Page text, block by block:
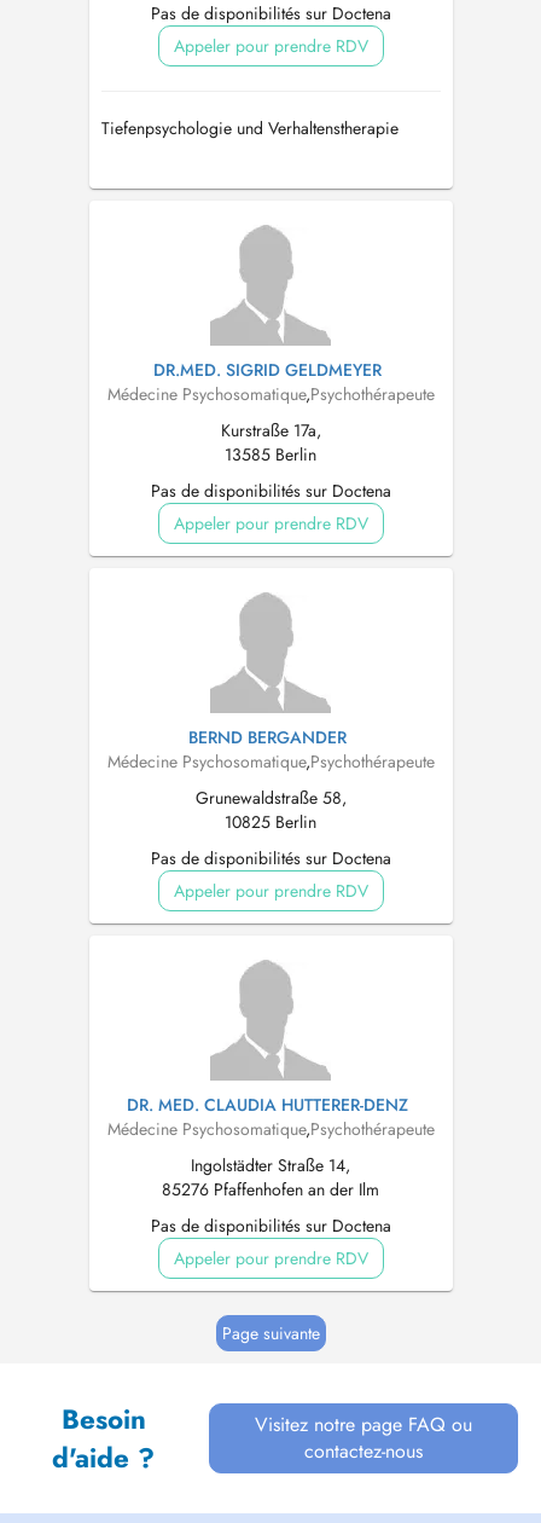
Pas de disponibilités sur Doctena
Appeler pour prendre RDV
Tiefenpsychologie und Verhaltenstherapie
DR.MED. SIGRID GELDMEYER
Médecine Psychosomatique,Psychothérapeute
Kurstraße 17a,
13585 Berlin
Pas de disponibilités sur Doctena
Appeler pour prendre RDV
BERND BERGANDER
Médecine Psychosomatique,Psychothérapeute
Grunewaldstraße 58,
10825 Berlin
Pas de disponibilités sur Doctena
Appeler pour prendre RDV
DR. MED. CLAUDIA HUTTERER-DENZ
Médecine Psychosomatique,Psychothérapeute
Ingolstädter Straße 14,
85276 Pfaffenhofen an der Ilm
Pas de disponibilités sur Doctena
Appeler pour prendre RDV
Page suivante
Besoin
d'aide ?
Visitez notre page FAQ ou
contactez-nous